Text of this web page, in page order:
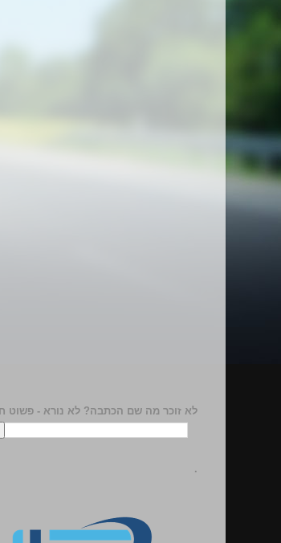
לא זוכר מה שם הכתבה? לא נורא - פשוט
.